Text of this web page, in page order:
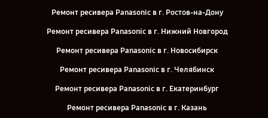
Ремонт ресивера Panasonic в г. Ростов-на-Дону
Ремонт ресивера Panasonic в г. Нижний Новгород
Ремонт ресивера Panasonic в г. Новосибирск
Ремонт ресивера Panasonic в г. Челябинск
Ремонт ресивера Panasonic в г. Екатеринбург
Ремонт ресивера Panasonic в г. Казань